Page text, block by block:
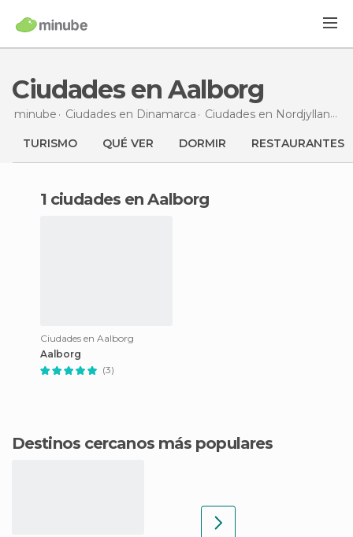
Ciudades en Aalborg
minube Ciudades en Dinamarca Ciudades en Nordjylland
TURISMO QUÉ VER DORMIR RESTAURANTES
1 ciudades en Aalborg
Ciudades en Aalborg
Aalborg
(3)
Destinos cercanos más populares